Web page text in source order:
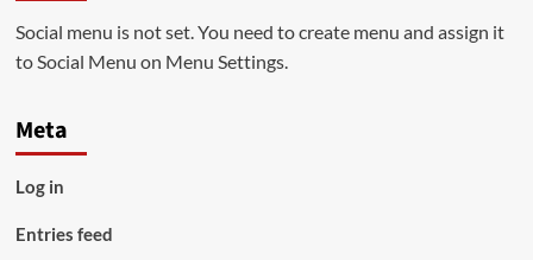
Social menu is not set. You need to create menu and assign it
to Social Menu on Menu Settings.
Meta
Log in
Entries feed